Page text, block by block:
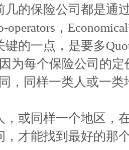
几的保险公司都是通
operators，
键的一点，是要多
为每个保险公司的
，同样一类人或一
，或同样一个地区，
，才能找到最好的那